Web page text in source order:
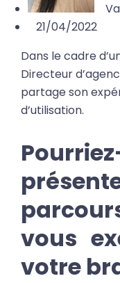
21/04/2022
Dans le cadre
Directeur
partage son
d’utilisation.
vous
votre